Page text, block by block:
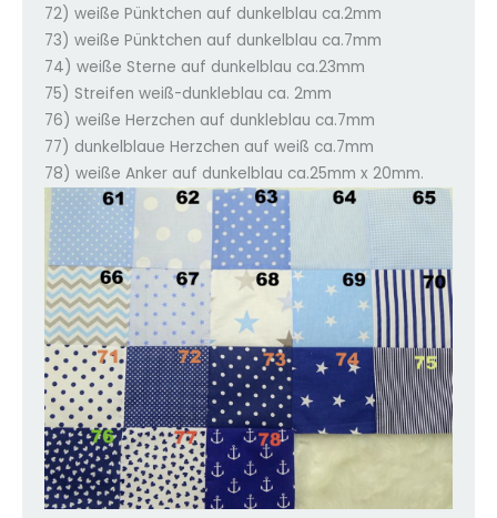
72) weiße Pünktchen auf dunkelblau ca.2mm
73) weiße Pünktchen auf dunkelblau ca.7mm
74) weiße Sterne auf dunkelblau ca.23mm
75) Streifen weiß-dunkleblau ca. 2mm
76) weiße Herzchen auf dunkleblau ca.7mm
77) dunkelblaue Herzchen auf weiß ca.7mm
78) weiße Anker auf dunkelblau ca.25mm x 20mm.